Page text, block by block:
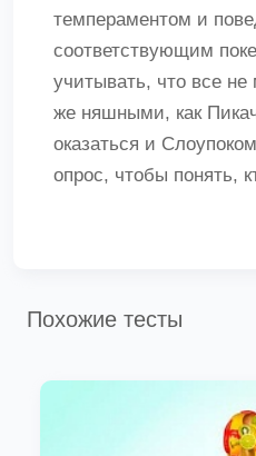
темпераментом и
соответствующим
учитывать, что все не
же няшными, как
оказаться и
опрос, чтобы понять,
Похожие тесты